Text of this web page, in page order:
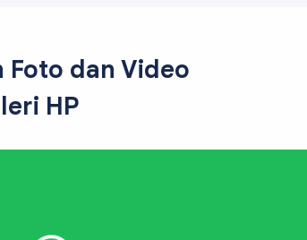
Foto dan Video
HP